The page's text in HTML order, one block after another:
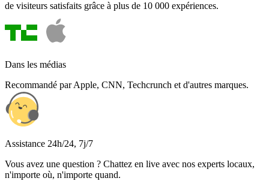
de visiteurs satisfaits grâce à plus de 10 000 expériences.
Dans les médias
Recommandé par Apple, CNN, Techcrunch et d'autres marques.
Assistance 24h/24, 7j/7
Vous avez une question ? Chattez en live avec nos experts locaux,
n'importe où, n'importe quand.